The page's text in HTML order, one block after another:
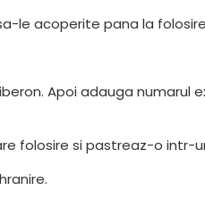
le acoperite pana la
Apoi adauga numarul
folosire si pastreaz-o intr-